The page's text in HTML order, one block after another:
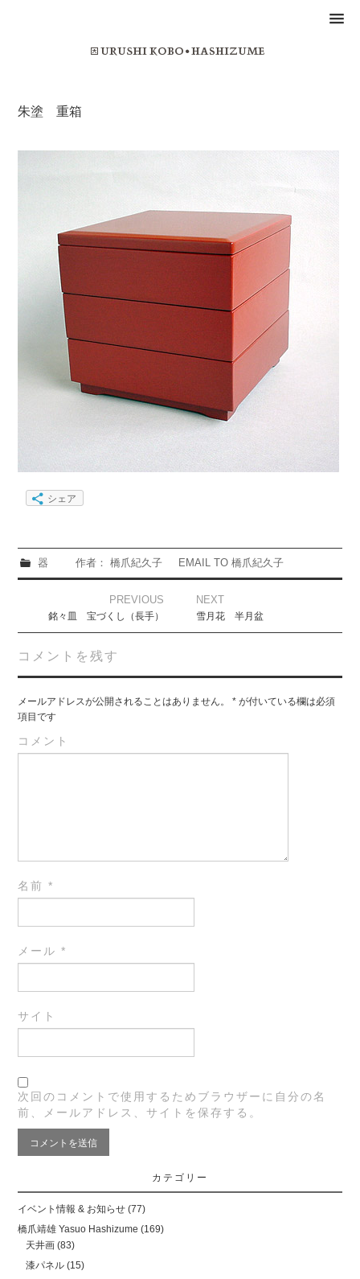
朱塗 重箱
シェア
器 作者： 橋爪紀久子 EMAIL TO 橋爪紀久子
navigation
PREVIOUS
銘々皿 宝づくし（長手）
NEXT
雪月花 半月盆
コメントを残す
メールアドレスが公開されることはありません。 * が付いている欄は必須
項目です
コメント
名前*
メール*
サイト
次回のコメントで使用するためブラウザーに自分の名
前、メールアドレス、サイトを保存する。
カテゴリー
イベント情報 & お知らせ (77)
橋爪靖雄 Yasuo Hashizume (169)
天井画 (83)
漆パネル (15)